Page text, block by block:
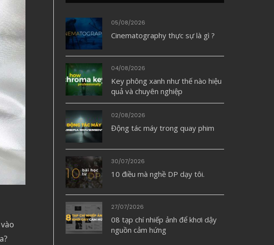
05/08/2026
Cinematography thực sự là gì ?
04/08/2026
Key phông xanh như thế nào hiệu
quả và chuyên nghiệp
02/08/2026
Động tác máy trong quay phim
30/07/2026
10 điều mà nghề DP dạy tôi.
27/07/2026
08 tạp chí nhiếp ảnh để khơi dậy
nguồn cảm hứng